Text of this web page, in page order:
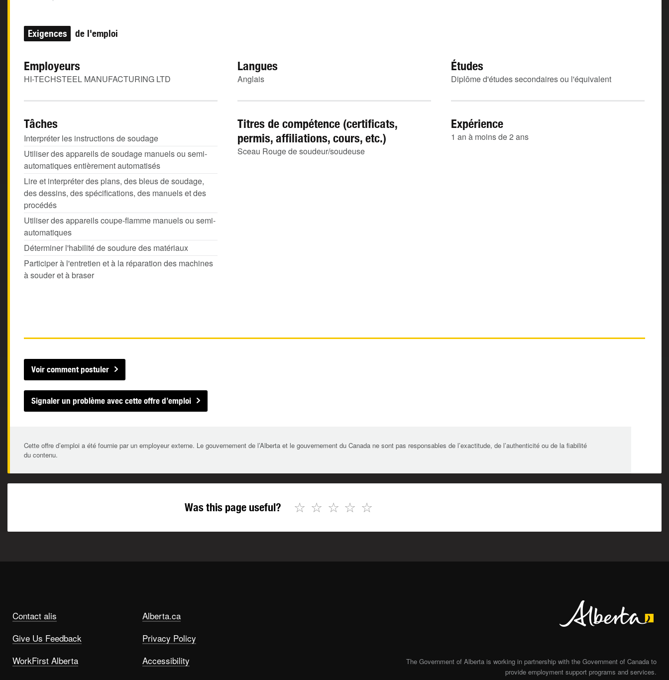
Exigences de l'emploi
Employeurs
HI-TECHSTEEL MANUFACTURING LTD
Langues
Anglais
Études
Diplôme d'études secondaires ou l'équivalent
Tâches
Interpréter les instructions de soudage
Utiliser des appareils de soudage manuels ou semi-
automatiques entièrement automatisés
Lire et interpréter des plans, des bleus de soudage,
des dessins, des spécifications, des manuels et des
procédés
Utiliser des appareils coupe-flamme manuels ou semi-
automatiques
Déterminer l'habilité de soudure des matériaux
Participer à l'entretien et à la réparation des machines
à souder et à braser
Titres de compétence (certificats,
permis, affiliations, cours, etc.)
Sceau Rouge de soudeur/soudeuse
Expérience
1 an à moins de 2 ans
Voir comment postuler
Signaler un problème avec cette offre d’emploi
Cette offre d’emploi a été fournie par un employeur externe. Le gouvernement de l’Alberta et le gouvernement du Canada ne sont pas responsables de l’exactitude, de l’authenticité ou de la fiabilité
du contenu.
Was this page useful? ☆
☆
☆
☆
☆
Contact alis
Give Us Feedback
WorkFirst Alberta
Alberta.ca
Privacy Policy
Accessibility
The Government of Alberta is working in partnership with the Government of Canada to
provide employment support programs and services.